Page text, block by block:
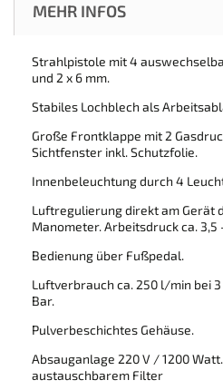
MEHR INFOS
Strahlpistole mit 4
und 2 x 6 mm.
Stabiles Lochblech als
Große Frontklappe mit 2
Sichtfenster inkl. Schutzfolie.
Innenbeleuchtung durch 4
Luftregulierung direkt am Gerät
Manometer. Arbeitsdruck ca. 3,5
Bedienung über Fußpedal.
Luftverbrauch ca. 250 l/min bei
Bar.
Pulverbeschichtes Gehäuse.
Absauganlage 220 V / 1200
austauschbarem Filter